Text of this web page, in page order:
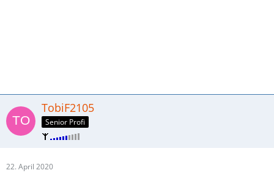
TobiF2105
Senior Profi
22. April 2020